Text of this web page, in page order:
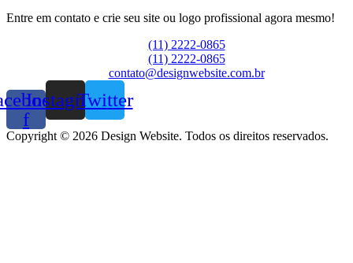
Entre em contato e crie seu site ou logo profissional agora mesmo!
(11) 2222-0865
(11) 2222-0865
contato@designwebsite.com.br
f
InstagramTwitter
Copyright © 2026 Design Website. Todos os direitos reservados.